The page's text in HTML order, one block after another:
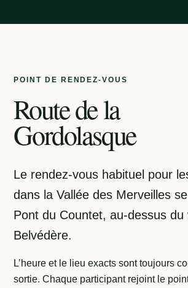
POINT DE RENDEZ-VOUS
Route de la
Gordolasque
Le rendez-vous habituel pour
dans la Vallée des Merveilles
Pont du Countet, au-dessus du
Belvédère.
L’heure et le lieu exacts sont toujours
sortie. Chaque participant rejoint le